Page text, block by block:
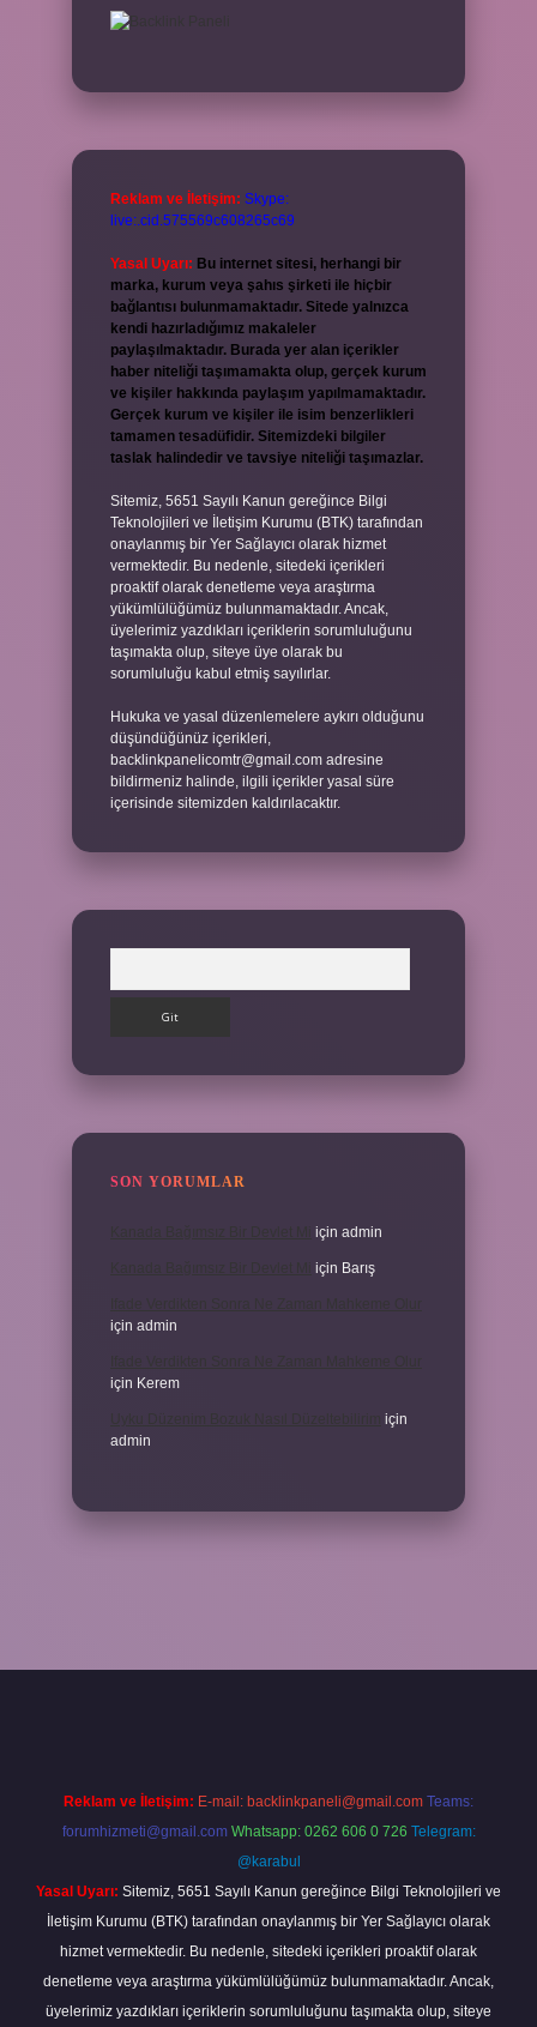
Reklam ve İletişim: Skype:
live:.cid.575569c608265c69
Yasal Uyarı: Bu internet sitesi, herhangi bir
marka, kurum veya şahıs şirketi ile hiçbir
bağlantısı bulunmamaktadır. Sitede yalnızca
kendi hazırladığımız makaleler
paylaşılmaktadır. Burada yer alan içerikler
haber niteliği taşımamakta olup, gerçek kurum
ve kişiler hakkında paylaşım yapılmamaktadır.
Gerçek kurum ve kişiler ile isim benzerlikleri
tamamen tesadüfidir. Sitemizdeki bilgiler
taslak halindedir ve tavsiye niteliği taşımazlar.
Sitemiz, 5651 Sayılı Kanun gereğince Bilgi
Teknolojileri ve İletişim Kurumu (BTK) tarafından
onaylanmış bir Yer Sağlayıcı olarak hizmet
vermektedir. Bu nedenle, sitedeki içerikleri
proaktif olarak denetleme veya araştırma
yükümlülüğümüz bulunmamaktadır. Ancak,
üyelerimiz yazdıkları içeriklerin sorumluluğunu
taşımakta olup, siteye üye olarak bu
sorumluluğu kabul etmiş sayılırlar.
Hukuka ve yasal düzenlemelere aykırı olduğunu
düşündüğünüz içerikleri,
backlinkpanelicomtr@gmail.com adresine
bildirmeniz halinde, ilgili içerikler yasal süre
içerisinde sitemizden kaldırılacaktır.
SON YORUMLAR
için admin
için Barış
için admin
için Kerem
için
admin
Reklam ve İletişim: E-mail: backlinkpaneli@gmail.com Teams:
forumhizmeti@gmail.com Whatsapp: 0262 606 0 726 Telegram:
@karabul
Yasal Uyarı: Sitemiz, 5651 Sayılı Kanun gereğince Bilgi Teknolojileri ve
İletişim Kurumu (BTK) tarafından onaylanmış bir Yer Sağlayıcı olarak
hizmet vermektedir. Bu nedenle, sitedeki içerikleri proaktif olarak
denetleme veya araştırma yükümlülüğümüz bulunmamaktadır. Ancak,
üyelerimiz yazdıkları içeriklerin sorumluluğunu taşımakta olup, siteye